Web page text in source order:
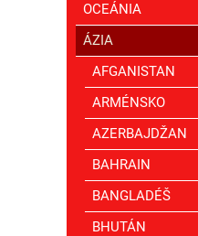
OCEÁNIA
ÁZIA
AFGANISTAN
ARMÉNSKO
AZERBAJDŽAN
BAHRAIN
BANGLADÉŠ
BHUTÁN